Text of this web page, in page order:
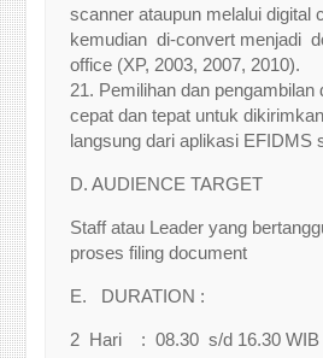
scanner ataupun melalui digital
kemudian di-convert menjadi
office (XP, 2003, 2007, 2010).
21. Pemilihan dan
cepat dan tepat untuk
langsung dari aplikasi EFIDMS
D. AUDIENCE TARGET
Staff atau Leader yang
proses filing document
E. DURATION :
2 Hari : 08.30 s/d 16.30 WIB